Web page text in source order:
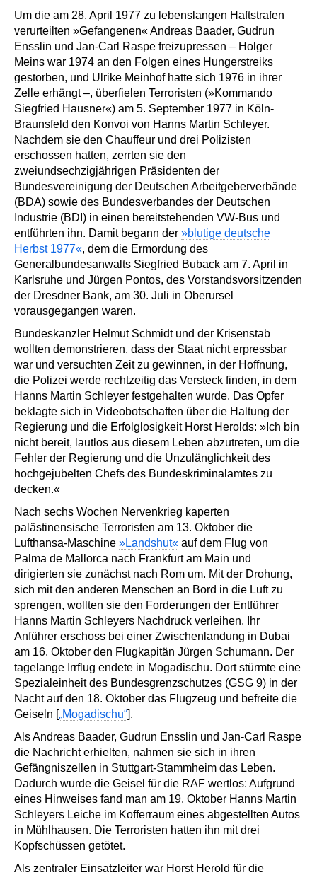
Um die am 28. April 1977 zu lebenslangen Haftstrafen
verurteilten »Gefangenen« Andreas Baader, Gudrun
Ensslin und Jan-Carl Raspe freizupressen – Holger
Meins war 1974 an den Folgen eines Hungerstreiks
gestorben, und Ulrike Meinhof hatte sich 1976 in ihrer
Zelle erhängt –, überfielen Terroristen (»Kommando
Siegfried Hausner«) am 5. September 1977 in Köln-
Braunsfeld den Konvoi von Hanns Martin Schleyer.
Nachdem sie den Chauffeur und drei Polizisten
erschossen hatten, zerrten sie den
zweiundsechzigjährigen Präsidenten der
Bundesvereinigung der Deutschen Arbeitgeberverbände
(BDA) sowie des Bundesverbandes der Deutschen
Industrie (BDI) in einen bereitstehenden VW-Bus und
entführten ihn. Damit begann der »blutige deutsche
Herbst 1977«, dem die Ermordung des
Generalbundesanwalts Siegfried Buback am 7. April in
Karlsruhe und Jürgen Pontos, des Vorstandsvorsitzenden
der Dresdner Bank, am 30. Juli in Oberursel
vorausgegangen waren.
Bundeskanzler Helmut Schmidt und der Krisenstab
wollten demonstrieren, dass der Staat nicht erpressbar
war und versuchten Zeit zu gewinnen, in der Hoffnung,
die Polizei werde rechtzeitig das Versteck finden, in dem
Hanns Martin Schleyer festgehalten wurde. Das Opfer
beklagte sich in Videobotschaften über die Haltung der
Regierung und die Erfolglosigkeit Horst Herolds: »Ich bin
nicht bereit, lautlos aus diesem Leben abzutreten, um die
Fehler der Regierung und die Unzulänglichkeit des
hochgejubelten Chefs des Bundeskriminalamtes zu
decken.«
Nach sechs Wochen Nervenkrieg kaperten
palästinensische Terroristen am 13. Oktober die
Lufthansa-Maschine »Landshut« auf dem Flug von
Palma de Mallorca nach Frankfurt am Main und
dirigierten sie zunächst nach Rom um. Mit der Drohung,
sich mit den anderen Menschen an Bord in die Luft zu
sprengen, wollten sie den Forderungen der Entführer
Hanns Martin Schleyers Nachdruck verleihen. Ihr
Anführer erschoss bei einer Zwischenlandung in Dubai
am 16. Oktober den Flugkapitän Jürgen Schumann. Der
tagelange Irrflug endete in Mogadischu. Dort stürmte eine
Spezialeinheit des Bundesgrenzschutzes (GSG 9) in der
Nacht auf den 18. Oktober das Flugzeug und befreite die
Geiseln [„Mogadischu“].
Als Andreas Baader, Gudrun Ensslin und Jan-Carl Raspe
die Nachricht erhielten, nahmen sie sich in ihren
Gefängniszellen in Stuttgart-Stammheim das Leben.
Dadurch wurde die Geisel für die RAF wertlos: Aufgrund
eines Hinweises fand man am 19. Oktober Hanns Martin
Schleyers Leiche im Kofferraum eines abgestellten Autos
in Mühlhausen. Die Terroristen hatten ihn mit drei
Kopfschüssen getötet.
Als zentraler Einsatzleiter war Horst Herold für die